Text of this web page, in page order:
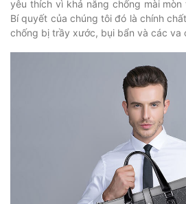
yêu thích vì khả năng chống mài
Bí quyết của chúng tôi đó là chính
chống bị trầy xước, bụi bẩn và các va